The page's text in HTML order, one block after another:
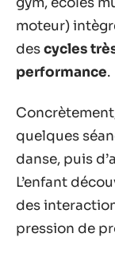
moteur)
descycles
performance.
quelques
danse, puis
L’enfant
des
pression de